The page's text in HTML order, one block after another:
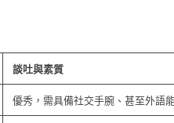
談吐與素質
優秀，需具備社交手腕、甚至外語